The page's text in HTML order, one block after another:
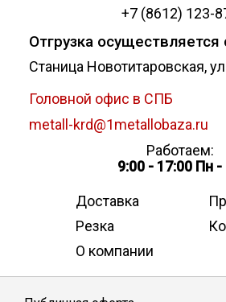
+7 (8612) 123-
Отгрузка осуществляется
Станица Новотитаровская,
Головной офис в СПБ
metall-krd@1metallobaza.ru
Работаем:
9:00 - 17:00 Пн
Доставка
Резка
О компании